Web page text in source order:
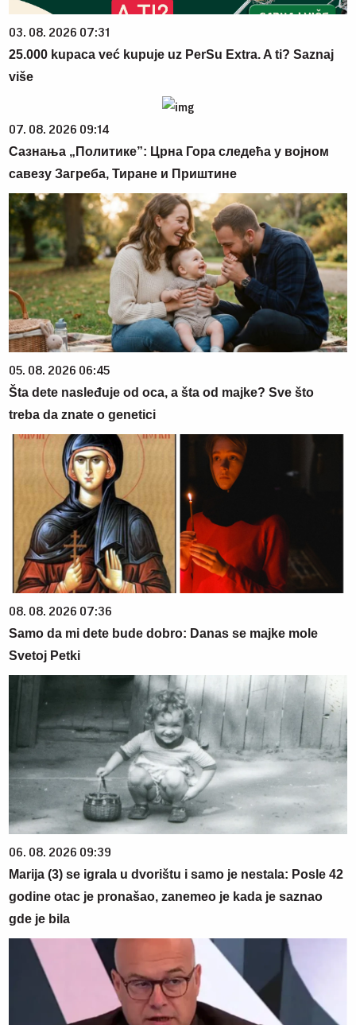
03. 08. 2026 07:31
25.000 kupaca već kupuje uz PerSu Extra. A ti? Saznaj
više
07. 08. 2026 09:14
Сазнања „Политике”: Црна Гора следећа у војном
савезу Загреба, Тиране и Приштине
05. 08. 2026 06:45
Šta dete nasleđuje od oca, a šta od majke? Sve što
treba da znate o genetici
08. 08. 2026 07:36
Samo da mi dete bude dobro: Danas se majke mole
Svetoj Petki
06. 08. 2026 09:39
Marija (3) se igrala u dvorištu i samo je nestala: Posle 42
godine otac je pronašao, zanemeo je kada je saznao
gde je bila